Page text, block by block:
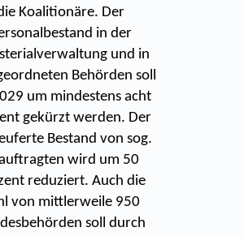
Koalitionäre. Der
in der
und in
Behörden soll
um mindestens acht
gekürzt werden. Der
Bestand von sog.
wird um 50
reduziert. Auch die
von mittlerweile 950
soll durch